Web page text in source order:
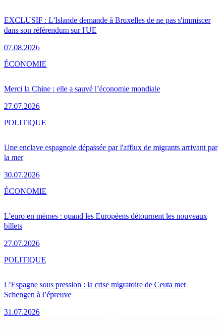
EXCLUSIF : L'Islande demande à Bruxelles de ne pas s'immiscer
dans son référendum sur l'UE
07.08.2026
Merci la Chine : elle a sauvé l’économie mondiale
27.07.2026
ÉCONOMIE
Une enclave espagnole dépassée par l'afflux de migrants arrivant par
la mer
30.07.2026
POLITIQUE
L’euro en mèmes : quand les Européens détournent les nouveaux
billets
27.07.2026
ÉCONOMIE
L’Espagne sous pression : la crise migratoire de Ceuta met
Schengen à l’épreuve
31.07.2026
POLITIQUE